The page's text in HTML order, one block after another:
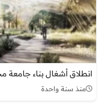
انطلاق أشغال بناء جامعة
منذ سنة واحدة